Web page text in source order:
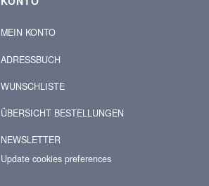
MEIN KONTO
ADRESSBUCH
WUNSCHLISTE
ÜBERSICHT BESTELLUNGEN
NEWSLETTER
Update cookies preferences